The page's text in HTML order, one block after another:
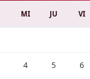
MI JU VI
4 5 6